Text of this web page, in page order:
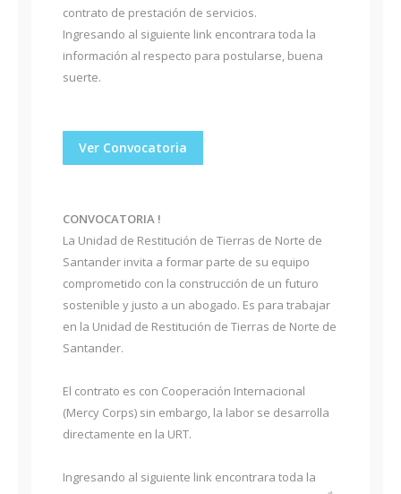
contrato de prestación de servicios.
Ingresando al siguiente link encontrara toda la
información al respecto para postularse, buena
suerte.
Ver Convocatoria
CONVOCATORIA !
La Unidad de Restitución de Tierras de Norte de
Santander invita a formar parte de su equipo
comprometido con la construcción de un futuro
sostenible y justo a un abogado. Es para trabajar
en la Unidad de Restitución de Tierras de Norte de
Santander.
El contrato es con Cooperación Internacional
(Mercy Corps) sin embargo, la labor se desarrolla
directamente en la URT.
Ingresando al siguiente link encontrara toda la